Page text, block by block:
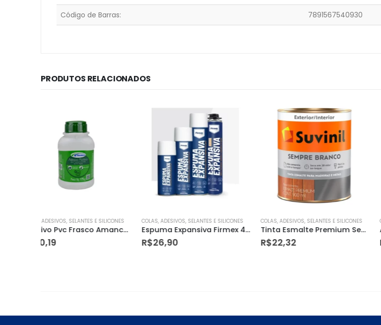
Código de Barras: 7891567540930
PRODUTOS RELACIONADOS
COLAS, ADESIVOS, SELANTES E SILICONES
Espuma Expansiva Firmex 480g
R$26,90
COLAS, ADESIVOS, SELANTES E SILICONES
Tinta Esmalte Premium Sempre Branco Acetinado 900ml
R$22,32
COLAS, ADESIVOS, SELANTES E SILICONES
R$6,90